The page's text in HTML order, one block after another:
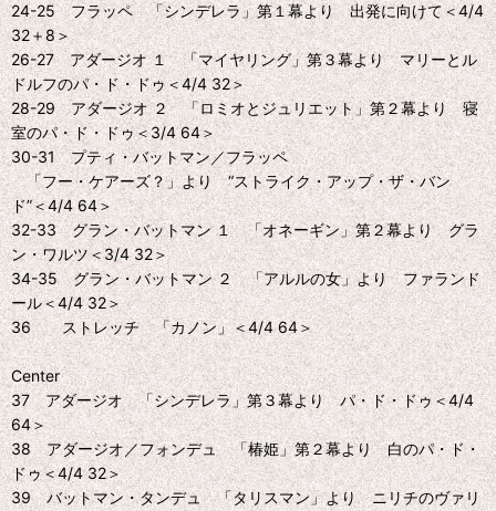
24-25 フラッペ 「シンデレラ」第１幕より 出発に向けて＜4/4
32＋8＞
26-27 アダージオ １ 「マイヤリング」第３幕より マリーとル
ドルフのパ・ド・ドゥ＜4/4 32＞
28-29 アダージオ ２ 「ロミオとジュリエット」第２幕より 寝
室のパ・ド・ドゥ＜3/4 64＞
30-31 プティ・バットマン／フラッペ
「フー・ケアーズ？」より “ストライク・アップ・ザ・バン
ド”＜4/4 64＞
32-33 グラン・バットマン １ 「オネーギン」第２幕より グラ
ン・ワルツ＜3/4 32＞
34-35 グラン・バットマン ２ 「アルルの女」より ファランド
ール＜4/4 32＞
36 ストレッチ 「カノン」＜4/4 64＞
Center
37 アダージオ 「シンデレラ」第３幕より パ・ド・ドゥ＜4/4
64＞
38 アダージオ／フォンデュ 「椿姫」第２幕より 白のパ・ド・
ドゥ＜4/4 32＞
39 バットマン・タンデュ 「タリスマン」より ニリチのヴァリ